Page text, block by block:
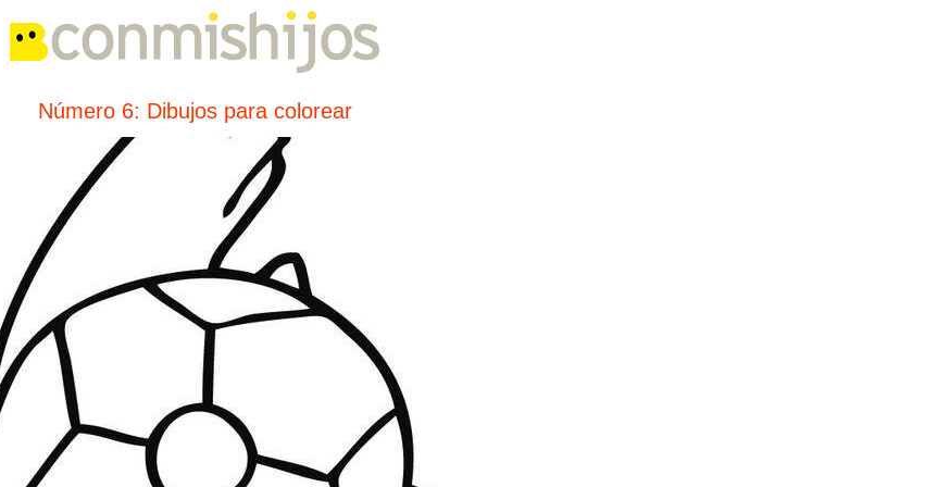
Número 6: Dibujos para colorear